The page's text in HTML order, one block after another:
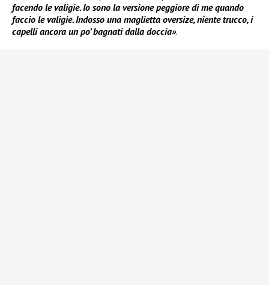
facendo le valigie. Io sono la versione peggiore di me quando
faccio le valigie. Indosso una maglietta oversize, niente trucco, i
capelli ancora un po’ bagnati dalla doccia».